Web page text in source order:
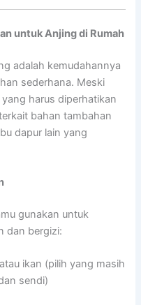
untuk Anjing di Rumah
adalah kemudahannya
sederhana. Meski
harus diperhatikan
bahan tambahan
dapur lain yang
gunakan untuk
dan bergizi:
ikan (pilih yang masih
sendi)